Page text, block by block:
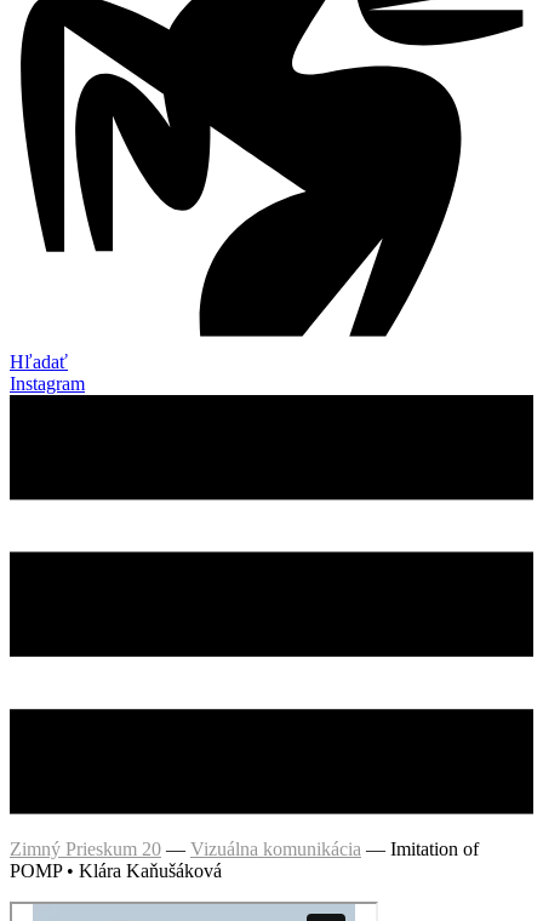
Hľadať
Instagram
Zimný Prieskum 20 — Vizuálna komunikácia — Imitation of
POMP • Klára Kaňušáková